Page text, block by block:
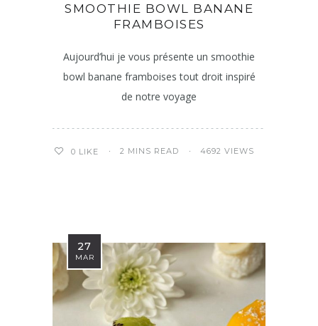
SMOOTHIE BOWL BANANE
FRAMBOISES
Aujourd’hui je vous présente un smoothie
bowl banane framboises tout droit inspiré
de notre voyage
0 LIKE 2 MINS READ 4692 VIEWS
27
MAR